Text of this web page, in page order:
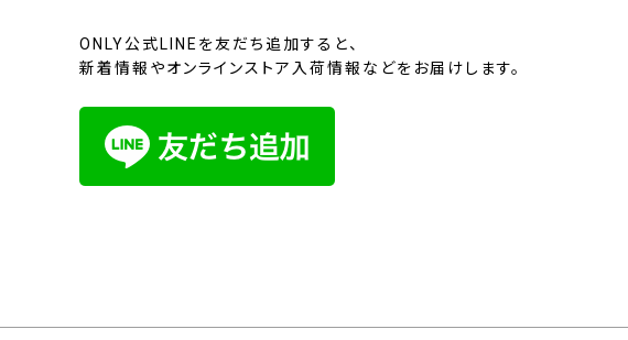
ONLY公式LINEを友だち追加すると、
新着情報やオンラインストア入荷情報などをお届けします。